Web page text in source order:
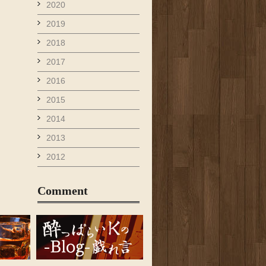
2020
2019
2018
2017
2016
2015
2014
2013
2012
Comment